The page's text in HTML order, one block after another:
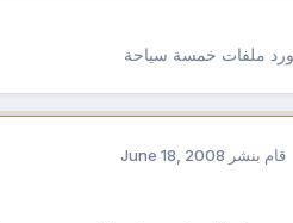
ملفات خمسة سياحة
قام بنشر June 18, 2008